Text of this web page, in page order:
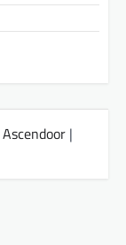
Ascendoor |